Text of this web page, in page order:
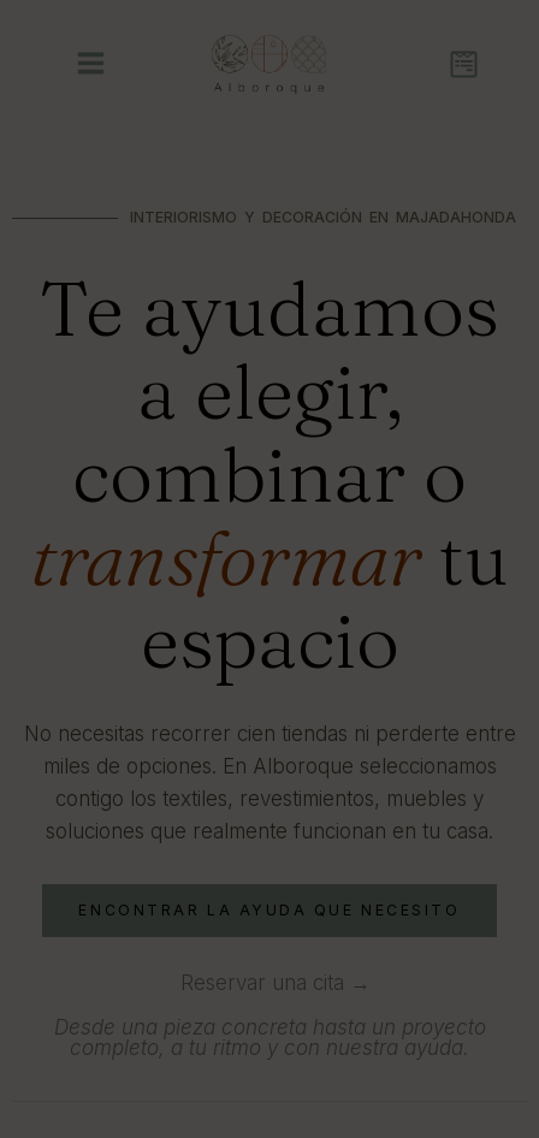
INTERIORISMO Y DECORACIÓN EN MAJADAHONDA
Te ayudamos
a elegir,
combinar o
transformartu
espacio
No necesitas recorrer cien tiendas ni perderte entre
miles de opciones. En Alboroque seleccionamos
contigo los textiles, revestimientos, muebles y
soluciones que realmente funcionan en tu casa.
ENCONTRAR LA AYUDA QUE NECESITO
Reservar una cita →
Desde una pieza concreta hasta un proyecto
completo, a tu ritmo y con nuestra ayuda.